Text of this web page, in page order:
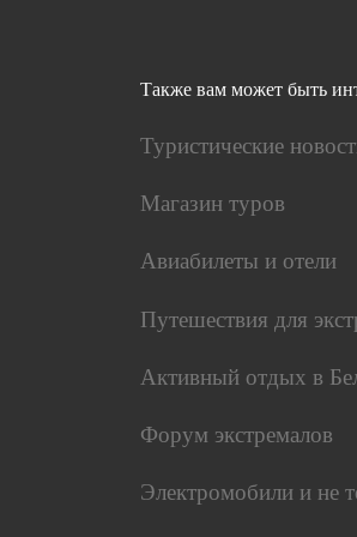
Также вам может быть
Туристические
Магазин туров
Авиабилеты и отели
Путешествия для
Активный отдых в
Форум экстремалов
Электромобили и не